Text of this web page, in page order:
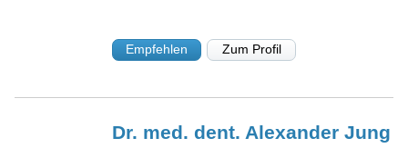
Empfehlen Zum Profil
Dr. med. dent. AlexanderJung